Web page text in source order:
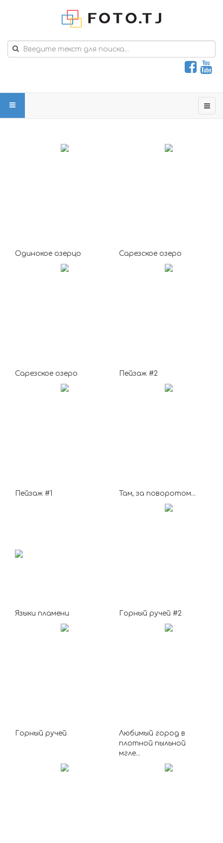
Одинокое озерцо Сарезское озеро
Сарезское озеро Пейзаж #2
Пейзаж #1 Там, за поворотом...
Языки пламени Горный ручей #2
Горный ручей
Любимый город в
плотной пыльной
мгле...